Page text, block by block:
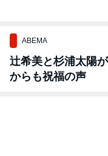
ABEMA
辻希美と杉浦太陽
からも祝福の声